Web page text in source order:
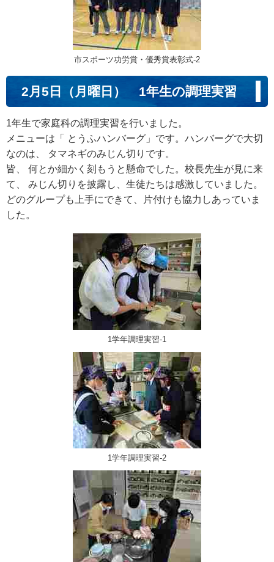
市スポーツ功労賞・優秀賞表彰式-2
2月5日（月曜日） 1年生の調理実習
1年生で家庭科の調理実習を行いました。
メニューは「 とうふハンバーグ」です。ハンバーグで大切
なのは、 タマネギのみじん切りです。
皆、 何とか細かく刻もうと懸命でした。校長先生が見に来
て、 みじん切りを披露し、生徒たちは感激していました。
どのグループも上手にできて、片付けも協力しあっていま
した。
1学年調理実習‐1
1学年調理実習‐2